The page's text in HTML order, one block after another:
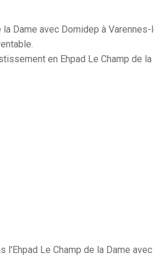
Dame avec Domidep à
en Ehpad Le Champ de la
Le Champ de la Dame